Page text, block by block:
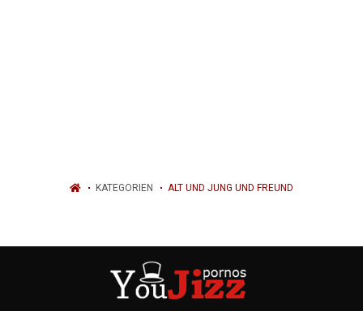
KATEGORIEN ALT UND JUNG UND FREUND